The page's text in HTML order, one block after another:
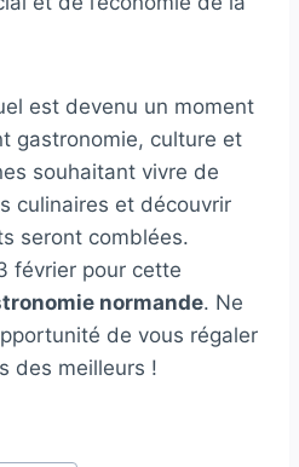
est devenu un moment
gastronomie, culture et
souhaitant vivre de
culinaires et découvrir
seront comblées.
février pour cette
normande. Ne
de vous régaler
des meilleurs !